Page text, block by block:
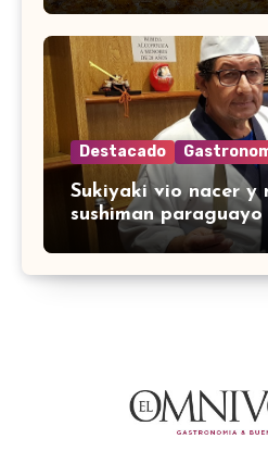
Destacado
Sukiyaki vio nacer y
sushiman paraguayo